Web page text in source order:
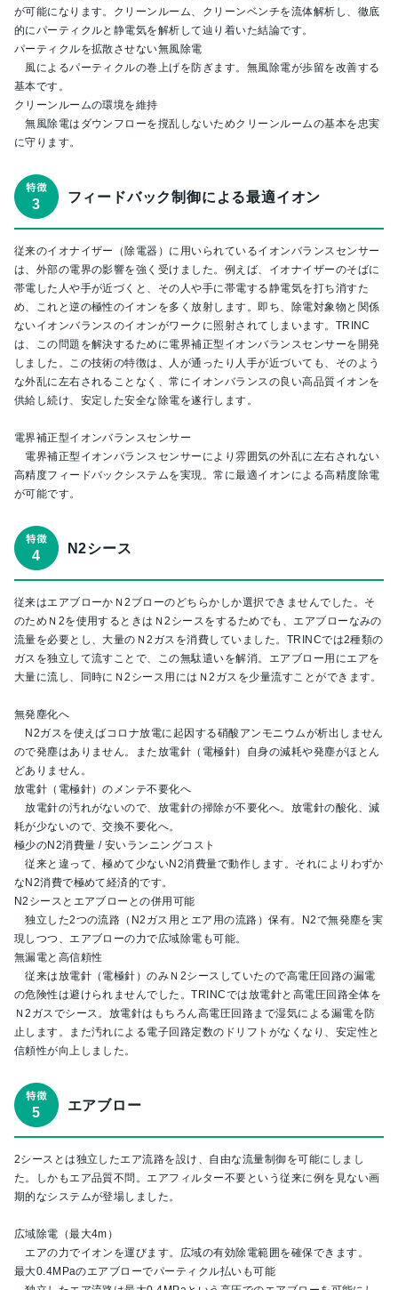
が可能になります。クリーンルーム、クリーンベンチを流体解析し、徹底
的にパーティクルと静電気を解析して辿り着いた結論です。
パーティクルを拡散させない無風除電
風によるパーティクルの巻上げを防ぎます。無風除電が歩留を改善する
基本です。
クリーンルームの環境を維持
無風除電はダウンフローを撹乱しないためクリーンルームの基本を忠実
に守ります。
フィードバック制御による最適イオン
従来のイオナイザー（除電器）に用いられているイオンバランスセンサー
は、外部の電界の影響を強く受けました。例えば、イオナイザーのそばに
帯電した人や手が近づくと、その人や手に帯電する静電気を打ち消すた
め、これと逆の極性のイオンを多く放射します。即ち、除電対象物と関係
ないイオンバランスのイオンがワークに照射されてしまいます。TRINC
は、この問題を解決するために電界補正型イオンバランスセンサーを開発
しました。この技術の特徴は、人が通ったり人手が近づいても、そのよう
な外乱に左右されることなく、常にイオンバランスの良い高品質イオンを
供給し続け、安定した安全な除電を遂行します。
電界補正型イオンバランスセンサー
電界補正型イオンバランスセンサーにより雰囲気の外乱に左右されない
高精度フィードバックシステムを実現。常に最適イオンによる高精度除電
が可能です。
N2シース
従来はエアブローかＮ2ブローのどちらかしか選択できませんでした。そ
のためＮ2を使用するときはＮ2シースをするためでも、エアブローなみの
流量を必要とし、大量のＮ2ガスを消費していました。TRINCでは2種類の
ガスを独立して流すことで、この無駄遣いを解消。エアブロー用にエアを
大量に流し、同時にＮ2シース用にはＮ2ガスを少量流すことができます。
無発塵化へ
N2ガスを使えばコロナ放電に起因する硝酸アンモニウムが析出しません
ので発塵はありません。また放電針（電極針）自身の減耗や発塵がほとん
どありません。
放電針（電極針）のメンテ不要化へ
放電針の汚れがないので、放電針の掃除が不要化へ。放電針の酸化、減
耗が少ないので、交換不要化へ。
極少のN2消費量 / 安いランニングコスト
従来と違って、極めて少ないN2消費量で動作します。それによりわずか
なN2消費で極めて経済的です。
N2シースとエアブローとの併用可能
独立した2つの流路（N2ガス用とエア用の流路）保有。N2で無発塵を実
現しつつ、エアブローの力で広域除電も可能。
無漏電と高信頼性
従来は放電針（電極針）のみＮ2シースしていたので高電圧回路の漏電
の危険性は避けられませんでした。TRINCでは放電針と高電圧回路全体を
Ｎ2ガスでシース。放電針はもちろん高電圧回路まで湿気による漏電を防
止します。また汚れによる電子回路定数のドリフトがなくなり、安定性と
信頼性が向上しました。
エアブロー
2シースとは独立したエア流路を設け、自由な流量制御を可能にしまし
た。しかもエア品質不問。エアフィルター不要という従来に例を見ない画
期的なシステムが登場しました。
広域除電（最大4m）
エアの力でイオンを運びます。広域の有効除電範囲を確保できます。
最大0.4MPaのエアブローでパーティクル払いも可能